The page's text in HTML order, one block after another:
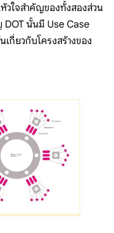
วใจสำคัญของทั้งสองส่วน
DOT นั้นมี Use Case
เกี่ยวกับโครงสร้างของ